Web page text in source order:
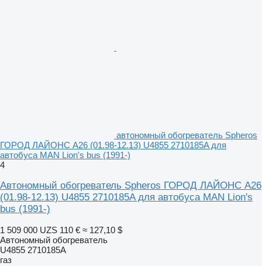
автономный обогреватель Spheros
ГОРОД ЛАЙОНС А26 (01.98-12.13) U4855 2710185A для
автобуса MAN Lion's bus (1991-)
4
Автономный обогреватель Spheros ГОРОД ЛАЙОНС А26
(01.98-12.13) U4855 2710185A для автобуса MAN Lion's
bus (1991-)
1 509 000 UZS 110 € ≈ 127,10 $
Автономный обогреватель
U4855 2710185A
газ